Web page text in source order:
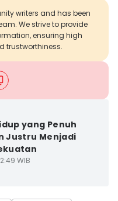
writers and has been
We strive to provide
ensuring high
trustworthiness.
yang Penuh
Justru Menjadi
WIB